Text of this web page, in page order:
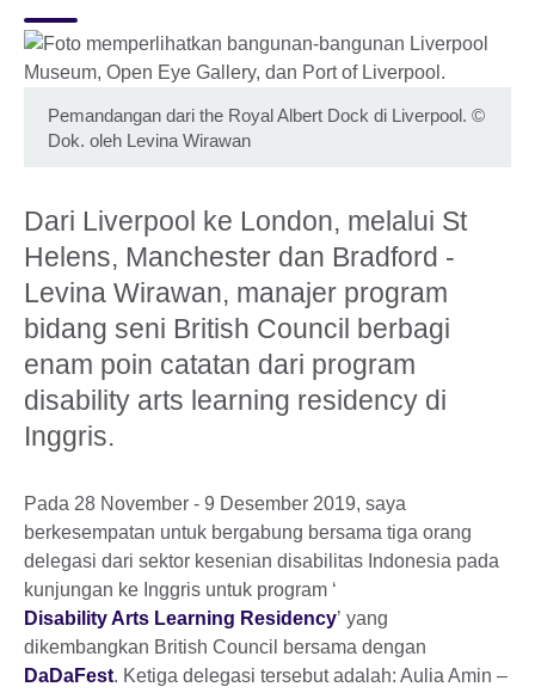
Pemandangan dari the Royal Albert Dock di Liverpool. ©
Dok. oleh Levina Wirawan
Dari Liverpool ke London, melalui St
Helens, Manchester dan Bradford -
Levina Wirawan, manajer program
bidang seni British Council berbagi
enam poin catatan dari program
disability arts learning residency di
Inggris.
Pada 28 November - 9 Desember 2019, saya
berkesempatan untuk bergabung bersama tiga orang
delegasi dari sektor kesenian disabilitas Indonesia pada
kunjungan ke Inggris untuk program ‘
Disability Arts Learning Residency’ yang
dikembangkan British Council bersama dengan
DaDaFest. Ketiga delegasi tersebut adalah: Aulia Amin –